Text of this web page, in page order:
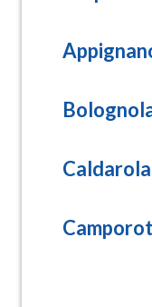
Caldarola